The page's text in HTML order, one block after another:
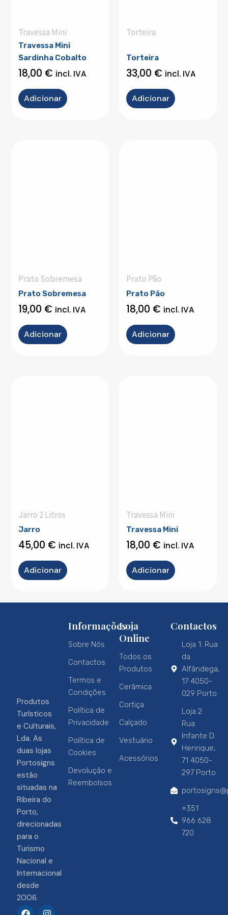
Travessa Mini
Travessa Mini
Sardinha Cobalto
18,00 € incl. IVA
Adicionar
Torteira
Torteira
33,00 € incl. IVA
Adicionar
Prato Sobremesa
Prato Sobremesa
19,00 € incl. IVA
Adicionar
Prato Pão
Prato Pão
18,00 € incl. IVA
Adicionar
Jarro 2 Litros
Jarro
45,00 € incl. IVA
Adicionar
Travessa Mini
Travessa Mini
18,00 € incl. IVA
Adicionar
Produtos
Turísticos
e Culturais,
Lda. As
duas lojas
Portosigns
estão
situadas na
Ribeira do
Porto,
direcionadas
para o
Turismo
Nacional e
Internacional
desde
2006.
F I
Informações
Sobre Nós
Contactos
Termos e
Condições
Política de
Privacidade
Política de
Cookies
Devolução e
Reembolsos
Loja
Online
Todos os
Produtos
Cerâmica
Cortiça
Calçado
Vestuário
Acessórios
Contactos
Loja 1: Rua
da
Alfândega,
17 4050-
029 Porto
Loja 2:
Rua
Infante D.
Henrique,
71 4050-
297 Porto
+351
966 628
720